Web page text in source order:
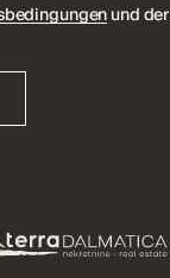
und der